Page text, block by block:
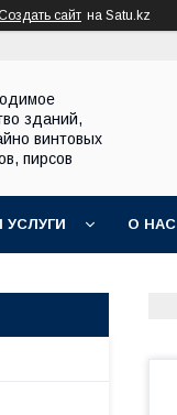
сайт на Satu.kz
зданий,
винтовых
пирсов
УСЛУГИ О НАС